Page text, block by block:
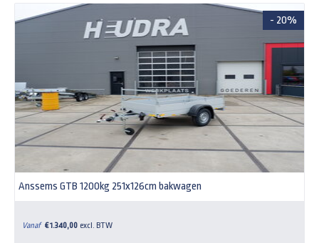
- 20%
Anssems GTB 1200kg 251x126cm bakwagen
Vanaf € 1.340,00 excl. BTW